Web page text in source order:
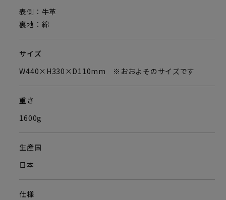
表側：牛革
裏地：綿
サイズ
W440×H330×D110mm ※おおよそのサイズです
重さ
1600g
生産国
日本
仕様